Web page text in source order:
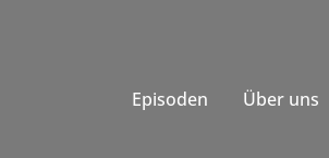
Episoden
Über uns